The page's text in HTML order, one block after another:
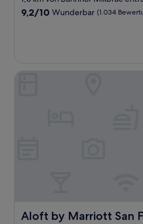
Unterkunft
9.2
9,2/10 Wunderbar (1.034
Aloft by Marriott San
Aloft by Marriott San